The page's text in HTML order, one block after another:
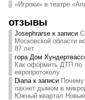
«Игроки» в театре
отзывы
Josephrarseк записи
Московской области
87 лет
гора Дом
Как оформить ДТП по
европротоколу
Dianaк записи Почему
пахнет дымом в
Южный квартал Новые